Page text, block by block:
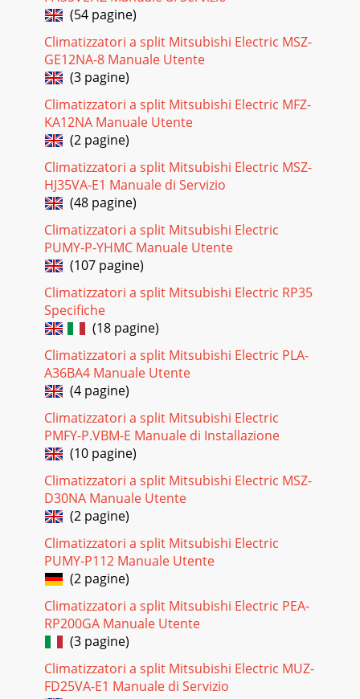
агрегатов)печат
Pagina 17 - PAC-IF011B-E
2246.044.042.040.038.036.034.032.030.0-20 -15-10-5 0 5 10
152025303540 -20-15-10-5 0 5 10
15202530354035.030.025.020.015.010.05.00.0а) Режим
приоритет
Pagina 18 - Нагрев воды
230.80.850.90.9511.05-15-10-5 0 5 10
152025303540Коэффициент коррекцииКоэффициент
коррекциитеплопроизводительностиПадение давления,
кПаКоэффициент кор
Pagina 19 - PWFY-P100/200VM-E1-AU
244454451151295925 9258802084H445760направление
движения водыподпитка(городскоеводоснабжение)
переливв канализацию уклон вверх не менее 1/200
уклон в
Pagina 20 - PUHZ-HW, PUHZ-W
25Расчет объема воды для гидравлического
контураЭлектропитание теплового
насосаПрисоединительные размерыа) Минимальный
объем водыНаименование модели М
Pagina 21 - Схема соединений приборов
26Описание:Наружные блоки серий ZUBADAN и POWER
Inverter могут быть подключены к tвнешнему
теплообменнику фреон−вода. Такая компоновка с
Pagina 22 - CAHV-P500YA-HPB
InverterМодель наружного блокаPUHZ-RP60VHA4PUHZ-
RP71VHA4Электропитание 1 фаза, 220 В, 50
ГцАвтоматический вы
Pagina 23 - 54 32 16754
1Тепловые насосыЧто такое тепловой насос? . . . . . . . . . . . .
. . . . . . . . . . . . . . . . . . . . . . . . . . . . . . . . . . . . . . . . . .
Pagina 24 - Теплопроизводительность
28КомплектацияЭлектропитание контроллера поступает
(54 pagine)
Climatizzatori a split Mitsubishi Electric MSZ-
GE12NA-8 Manuale Utente
(3 pagine)
Climatizzatori a split Mitsubishi Electric MFZ-
KA12NA Manuale Utente
(2 pagine)
Climatizzatori a split Mitsubishi Electric MSZ-
HJ35VA-E1 Manuale di Servizio
(48 pagine)
Climatizzatori a split Mitsubishi Electric
PUMY-P-YHMC Manuale Utente
(107 pagine)
Climatizzatori a split Mitsubishi Electric RP35
Specifiche
(18 pagine)
Climatizzatori a split Mitsubishi Electric PLA-
A36BA4 Manuale Utente
(4 pagine)
Climatizzatori a split Mitsubishi Electric
PMFY-P.VBM-E Manuale di Installazione
(10 pagine)
Climatizzatori a split Mitsubishi Electric MSZ-
D30NA Manuale Utente
(2 pagine)
Climatizzatori a split Mitsubishi Electric
PUMY-P112 Manuale Utente
(2 pagine)
Climatizzatori a split Mitsubishi Electric PEA-
RP200GA Manuale Utente
(3 pagine)
Climatizzatori a split Mitsubishi Electric MUZ-
FD25VA-E1 Manuale di Servizio